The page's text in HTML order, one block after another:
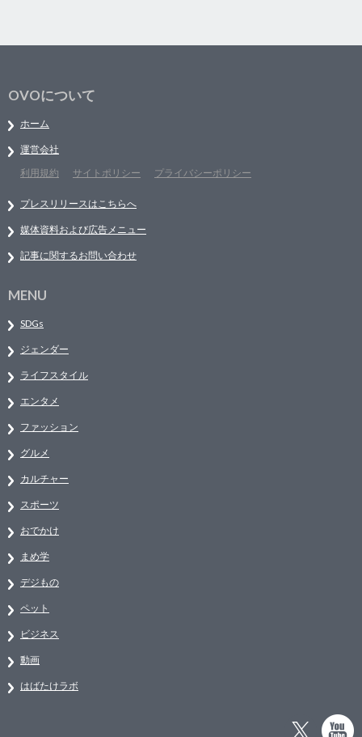
OVOについて
ホーム
運営会社
利用規約
サイトポリシー プライバシーポリシー
プレスリリースはこちらへ
媒体資料および広告メニュー
記事に関するお問い合わせ
MENU
SDGs
ジェンダー
ライフスタイル
エンタメ
ファッション
グルメ
カルチャー
スポーツ
おでかけ
まめ学
デジもの
ペット
ビジネス
動画
はばたけラボ